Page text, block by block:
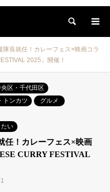
検索
隊長就任！カレーフェス×映画コラ
2025」開催！
区・千代田区
トンカツ
グルメ
い
任！カレーフェス×映画
CURRY FESTIVAL